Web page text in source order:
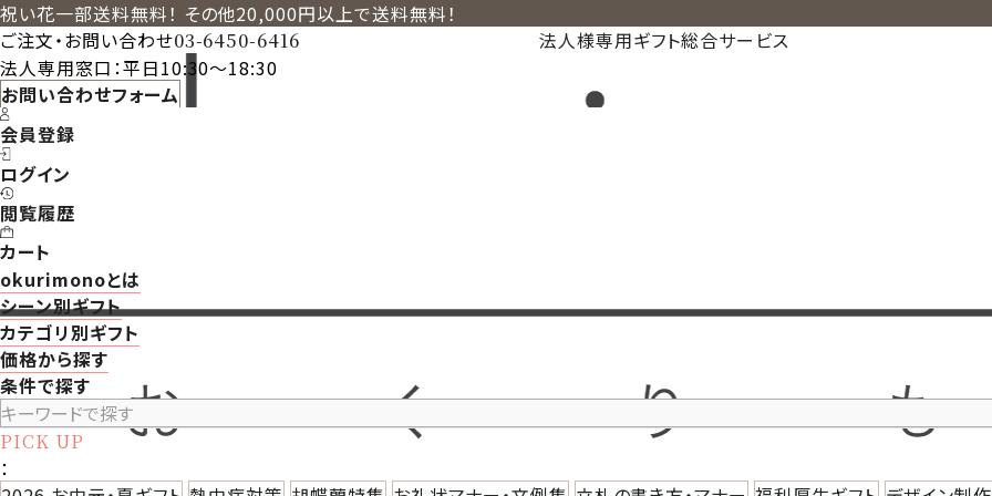
祝い花一部送料無料！ その他20,000円以上で送料無料！
法人様専用ギフト総合サービス
ご注文・お問い合わせ03-6450-6416
法人専用窓口：平日10:30～18:30
お問い合わせフォーム
会員登録
ログイン
閲覧履歴
カート
okurimonoとは
シーン別ギフト
カテゴリ別ギフト
価格から探す
条件で探す
PICK UP
：